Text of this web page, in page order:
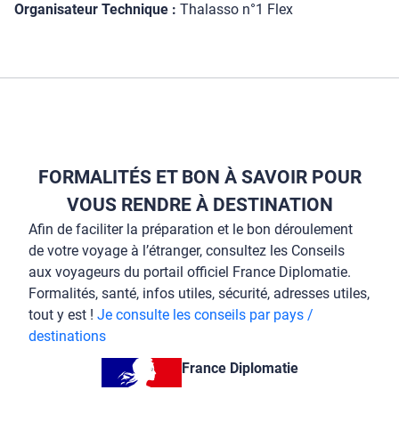
Organisateur Technique : Thalasso n°1 Flex
FORMALITÉS ET BON À SAVOIR POUR
VOUS RENDRE À DESTINATION
Afin de faciliter la préparation et le bon déroulement
de votre voyage à l’étranger, consultez les Conseils
aux voyageurs du portail officiel France Diplomatie.
Formalités, santé, infos utiles, sécurité, adresses utiles,
tout y est ! Je consulte les conseils par pays /
destinations
France Diplomatie